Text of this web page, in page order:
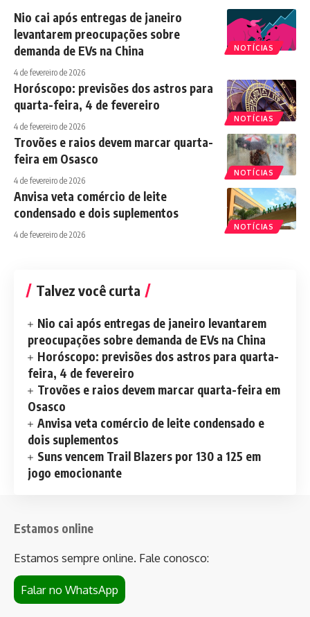
NOTÍCIAS
Nio cai após entregas de janeiro
levantarem preocupações sobre
demanda de EVs na China
4 de fevereiro de 2026
NOTÍCIAS
Horóscopo: previsões dos astros para
quarta-feira, 4 de fevereiro
4 de fevereiro de 2026
NOTÍCIAS
Trovões e raios devem marcar quarta-
feira em Osasco
4 de fevereiro de 2026
NOTÍCIAS
Anvisa veta comércio de leite
condensado e dois suplementos
4 de fevereiro de 2026
Talvez você curta
Nio cai após entregas de janeiro levantarem
preocupações sobre demanda de EVs na China
Horóscopo: previsões dos astros para quarta-
feira, 4 de fevereiro
Trovões e raios devem marcar quarta-feira em
Osasco
Anvisa veta comércio de leite condensado e
dois suplementos
Suns vencem Trail Blazers por 130 a 125 em
jogo emocionante
Estamos online
Estamos sempre online. Fale conosco:
Falar no WhatsApp